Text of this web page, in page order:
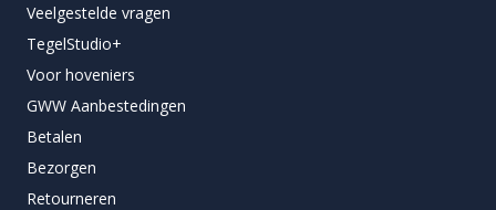
Veelgestelde vragen
TegelStudio+
Voor hoveniers
GWW Aanbestedingen
Betalen
Bezorgen
Retourneren